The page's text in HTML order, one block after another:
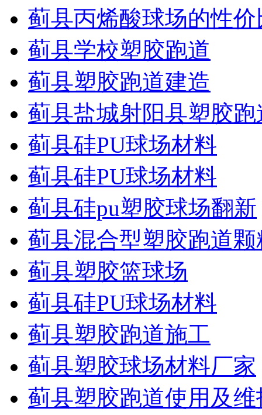
蓟县丙烯酸球场的性价
蓟县学校塑胶跑道
蓟县塑胶跑道建造
蓟县盐城射阳县塑胶跑
蓟县硅PU球场材料
蓟县硅PU球场材料
蓟县硅pu塑胶球场翻新
蓟县混合型塑胶跑道颗
蓟县塑胶篮球场
蓟县硅PU球场材料
蓟县塑胶跑道施工
蓟县塑胶球场材料厂家
蓟县塑胶跑道使用及维